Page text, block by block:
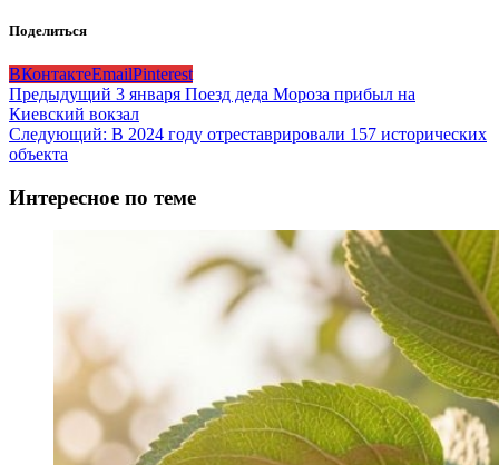
Поделиться
ВКонтактеEmailPinterest
Навигация
записи
Предыдущий 3 января Поезд деда Мороза прибыл на
Киевский вокзал
Следующий: В 2024 году отреставрировали 157 исторических
объекта
Интересное по теме